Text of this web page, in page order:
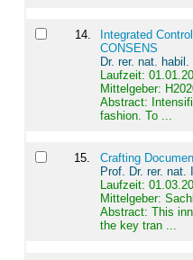
14.
Integrated
CONSENS
Dr. rer. nat.
Laufzeit:
Mittelgeber:
Abstract:
fashion. To ...
15.
Crafting
Prof. Dr. rer. nat.
Laufzeit:
Mittelgeber:
Abstract: This
the key tran ...